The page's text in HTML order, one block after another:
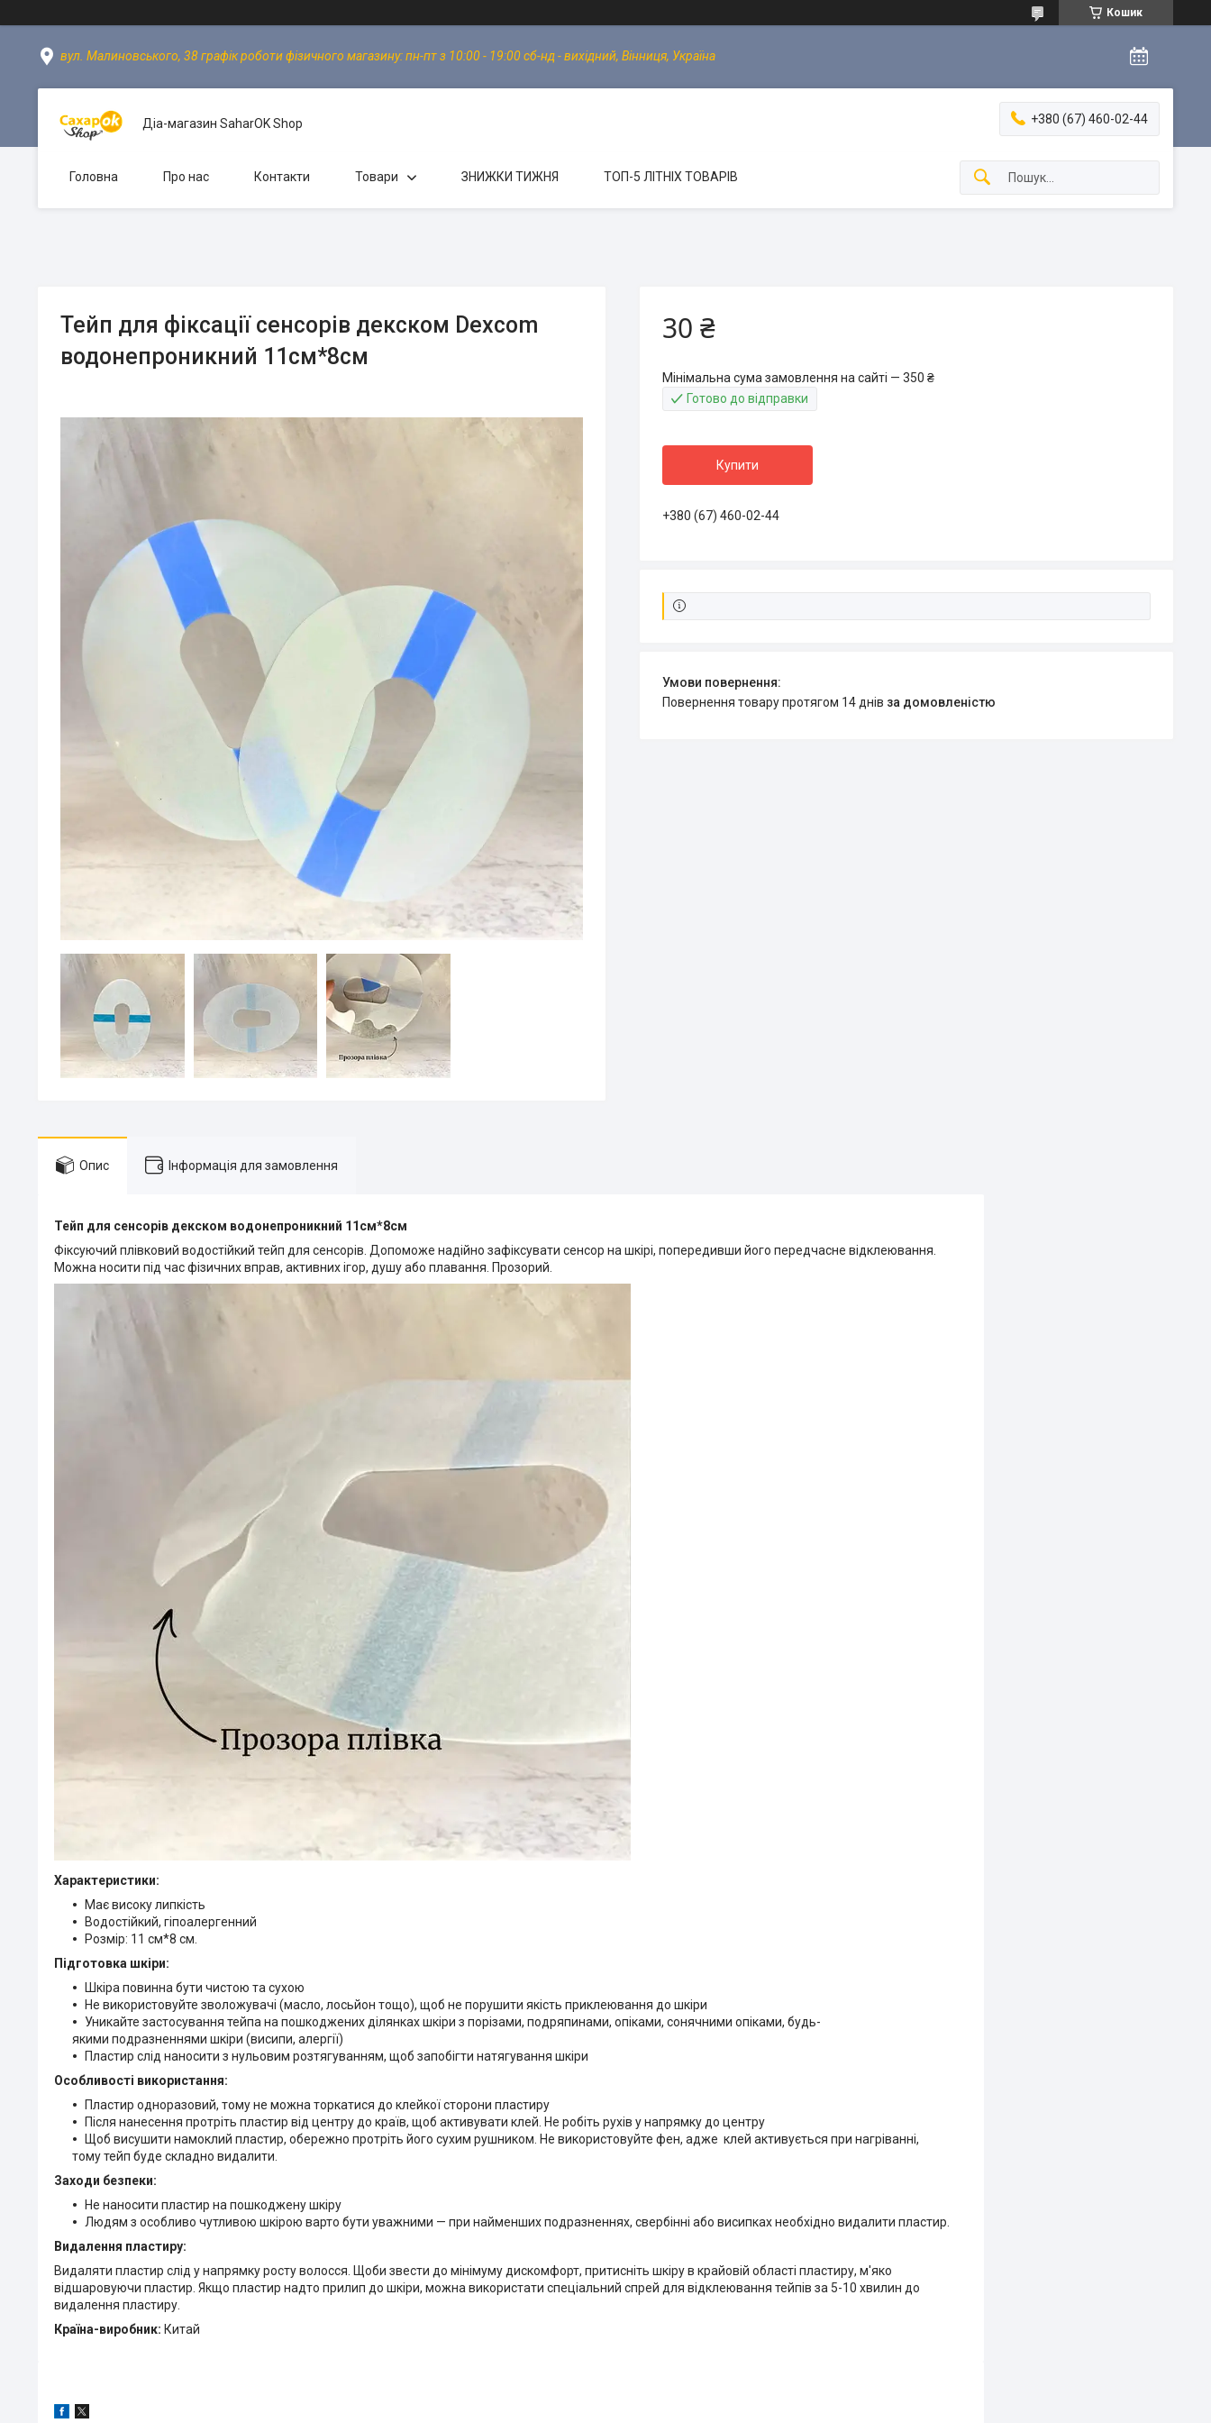
Кошик
вул. Малиновського, 38 графік роботи фізичного магазину: пн-пт з 10:00 - 19:00 сб-нд - вихідний, Вінниця, Україна
Діа-магазин SaharOK Shop +380 (67) 460-02-44
Головна Про нас Контакти Товари ЗНИЖКИ ТИЖНЯ ТОП-5 ЛІТНІХ ТОВАРІВ
Тейп для фіксації сенсорів декском Dexcom
водонепроникний 11см*8см
30 ₴
Мінімальна сума замовлення на сайті — 350 ₴
Готово до відправки
Купити
+380 (67) 460-02-44
повернення товару протягом 14 днів за домовленістю
Опис Інформація для замовлення
Тейп для сенсорів декском водонепроникний 11см*8см
Фіксуючий плівковий водостійкий тейп для сенсорів. Допоможе надійно зафіксувати сенсор на шкірі, попередивши його передчасне відклеювання.
Можна носити під час фізичних вправ, активних ігор, душу або плавання. Прозорий.
Характеристики:
Має високу липкість
Водостійкий, гіпоалергенний
Розмір: 11 см*8 см.
Підготовка шкіри:
Шкіра повинна бути чистою та сухою
Не використовуйте зволожувачі (масло, лосьйон тощо), щоб не порушити якість приклеювання до шкіри
Уникайте застосування тейпа на пошкоджених ділянках шкіри з порізами, подряпинами, опіками, сонячними опіками, будь-
якими подразненнями шкіри (висипи, алергії)
Пластир слід наносити з нульовим розтягуванням, щоб запобігти натягування шкіри
Особливості використання:
Пластир одноразовий, тому не можна торкатися до клейкої сторони пластиру
Після нанесення протріть пластир від центру до країв, щоб активувати клей. Не робіть рухів у напрямку до центру
Щоб висушити намоклий пластир, обережно протріть його сухим рушником. Не використовуйте фен, адже клей активується при нагріванні,
тому тейп буде складно видалити.
Заходи безпеки:
Не наносити пластир на пошкоджену шкіру
Людям з особливо чутливою шкірою варто бути уважними — при найменших подразненнях, свербінні або висипках необхідно видалити пластир.
Видалення пластиру:
Видаляти пластир слід у напрямку росту волосся. Щоби звести до мінімуму дискомфорт, притисніть шкіру в крайовій області пластиру, м'яко
відшаровуючи пластир. Якщо пластир надто прилип до шкіри, можна використати спеціальний спрей для відклеювання тейпів за 5-10 хвилин до
видалення пластиру.
Країна-виробник: Китай